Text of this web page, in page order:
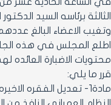
الثالثة برئاسه السيد
وتغيب الاعضاء البالغ
محتويات الاضبارة
قرر ما يلي: